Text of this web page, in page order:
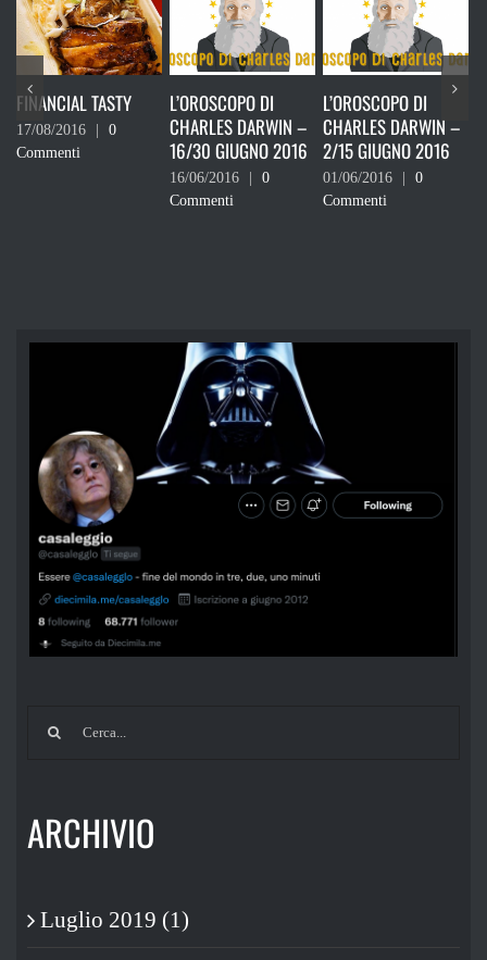
L’OROSCOPO DI
CHARLES DARWIN –
16/30 GIUGNO 2016
L’OROSCOPO DI
CHARLES DARWIN –
2/15 GIUGNO 2016
01/06/2016
Commenti
L’ULTIMO DEI LAICI.
19/05/2016
0
Commenti
ARCHIVIO
Luglio 2019 (1)